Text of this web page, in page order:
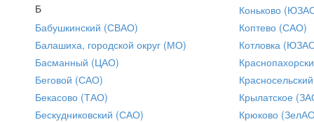
Б
Бабушкинский (СВАО)
Балашиха, городской округ (МО)
Басманный (ЦАО)
Беговой (САО)
Бекасово (ТАО)
Бескудниковский (САО)
Коньково
Коптево (САО)
Котловка
Крылатское
Крюково